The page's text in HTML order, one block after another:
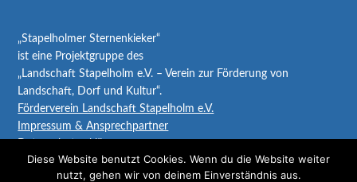
„Stapelholmer Sternenkieker“
ist eine Projektgruppe des
„Landschaft Stapelholm e.V. – Verein zur Förderung von
Landschaft, Dorf und Kultur“.
Förderverein Landschaft Stapelholm e.V.
Impressum & Ansprechpartner
Diese Website benutzt Cookies. Wenn du die Website weiter
nutzt, gehen wir von deinem Einverständnis aus.